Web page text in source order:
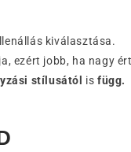
kiválasztása.
ezért jobb, ha nagy
stílusától is függ.